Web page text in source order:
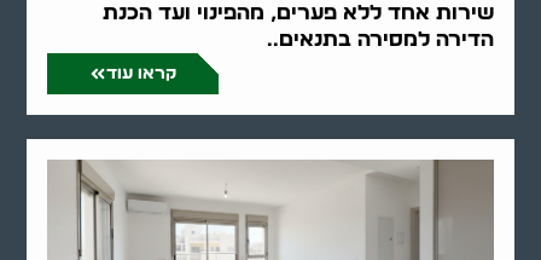
שירות אחד ללא פערים, מהפינוי ועד הכנת
הדירה למסירה בתנאים..
קראו עוד